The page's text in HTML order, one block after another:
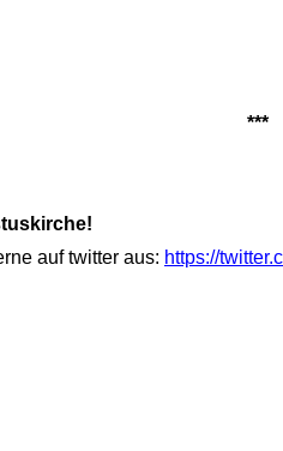
***
auf twitter aus: https://